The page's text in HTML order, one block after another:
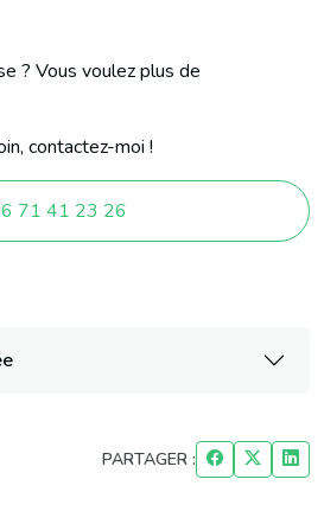
? Vous voulez plus de
contactez-moi !
71 41 23 26
PARTAGER :